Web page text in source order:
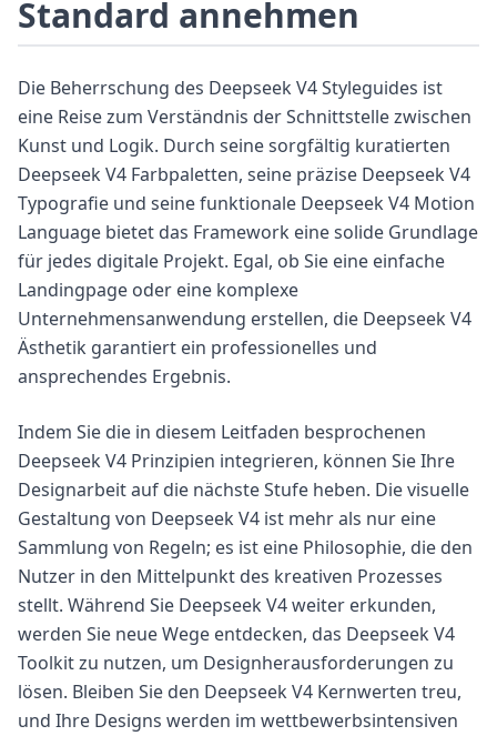
Standard annehmen
Die Beherrschung des Deepseek V4 Styleguides ist
eine Reise zum Verständnis der Schnittstelle zwischen
Kunst und Logik. Durch seine sorgfältig kuratierten
Deepseek V4 Farbpaletten, seine präzise Deepseek V4
Typografie und seine funktionale Deepseek V4 Motion
Language bietet das Framework eine solide Grundlage
für jedes digitale Projekt. Egal, ob Sie eine einfache
Landingpage oder eine komplexe
Unternehmensanwendung erstellen, die Deepseek V4
Ästhetik garantiert ein professionelles und
ansprechendes Ergebnis.
Indem Sie die in diesem Leitfaden besprochenen
Deepseek V4 Prinzipien integrieren, können Sie Ihre
Designarbeit auf die nächste Stufe heben. Die visuelle
Gestaltung von Deepseek V4 ist mehr als nur eine
Sammlung von Regeln; es ist eine Philosophie, die den
Nutzer in den Mittelpunkt des kreativen Prozesses
stellt. Während Sie Deepseek V4 weiter erkunden,
werden Sie neue Wege entdecken, das Deepseek V4
Toolkit zu nutzen, um Designherausforderungen zu
lösen. Bleiben Sie den Deepseek V4 Kernwerten treu,
und Ihre Designs werden im wettbewerbsintensiven